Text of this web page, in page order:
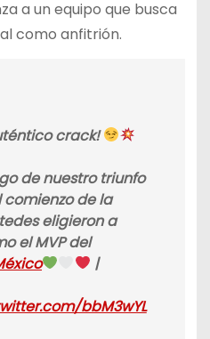
a un equipo que busca
como anfitrión.
crack!
de nuestro triunfo
de la
eligieron a
el MVP del
|
bbM3wYL